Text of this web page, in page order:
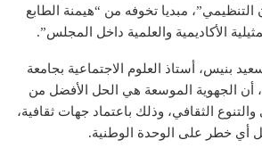
مبديا تخوفه من “هيمنة الطابع
الأكاديمية والعلمية داخل المجلس”.
بنيس، أستاذ العلوم الاجتماعية بجامعة
أن الجهوية الموسعة هي الحل الأفضل من
والتنوع الثقافي، وذلك باعتماد جهات ثقافية،
أي خطر على الوحدة الوطنية.